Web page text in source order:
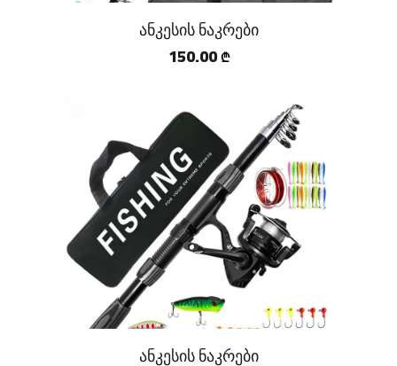
ანკესის ნაკრები
150.00 ₾
ანკესის ნაკრები